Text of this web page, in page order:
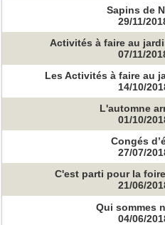
Sapins de
29/11/
Activités à faire au
07/11/
Les Activités à faire au
14/10/
L'automne
01/10/
Congés
27/07/
C'est parti pour la
21/06/
Qui sommes
04/06/